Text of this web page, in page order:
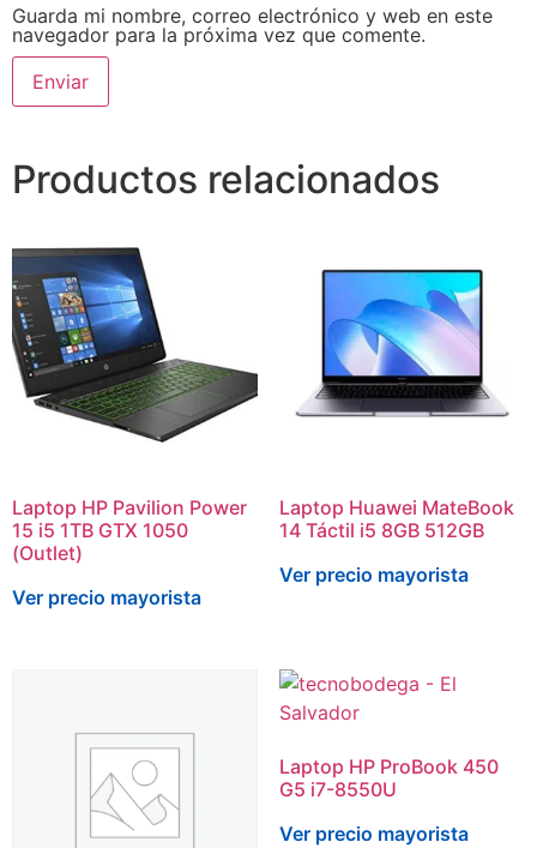
Guarda mi nombre, correo electrónico y web en este
navegador para la próxima vez que comente.
Productos relacionados
Laptop HP Pavilion Power
15 i5 1TB GTX 1050
(Outlet)
Ver precio mayorista
Laptop Huawei MateBook
14 Táctil i5 8GB 512GB
Ver precio mayorista
Laptop HP ProBook 450
G5 i7-8550U
Ver precio mayorista